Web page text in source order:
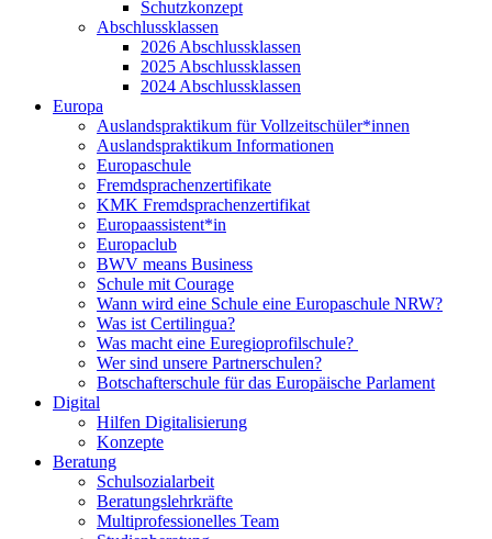
Schutzkonzept
Abschlussklassen
2026 Abschlussklassen
2025 Abschlussklassen
2024 Abschlussklassen
Europa
Auslandspraktikum für Vollzeitschüler*innen
Auslandspraktikum Informationen
Europaschule
Fremdsprachenzertifikate
KMK Fremdsprachenzertifikat
Europaassistent*in
Europaclub
BWV means Business
Schule mit Courage
Wann wird eine Schule eine Europaschule NRW?
Was ist Certilingua?
Was macht eine Euregioprofilschule?
Wer sind unsere Partnerschulen?
Botschafterschule für das Europäische Parlament
Digital
Hilfen Digitalisierung
Konzepte
Beratung
Schulsozialarbeit
Beratungslehrkräfte
Multiprofessionelles Team